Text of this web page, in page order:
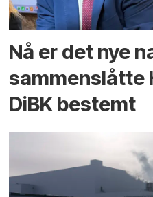
Nå er det nye
sammenslåtte
DiBK bestemt